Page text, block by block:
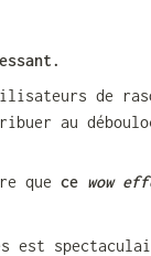
de
au
que ce wow
est